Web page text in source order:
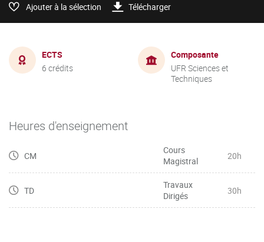
Ajouter à la sélection Télécharger
ECTS
6 crédits
Composante
UFR Sciences et
Techniques
Heures d'enseignement
CM
Cours
Magistral
20h
TD
Travaux
Dirigés
30h